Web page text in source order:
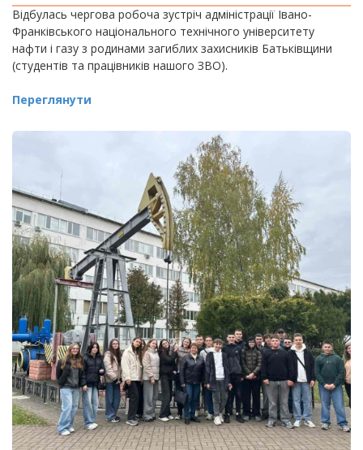
Відбулась чергова робоча зустріч адміністрації Івано-
Франківського національного технічного університету
нафти і газу з родинами загиблих захисників Батьківщини
(студентів та працівників нашого ЗВО).
Переглянути